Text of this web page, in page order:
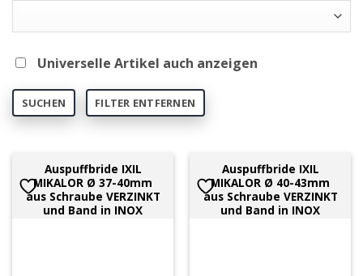
Universelle Artikel auch anzeigen
SUCHEN FILTER ENTFERNEN
Auspuffbride IXIL
MIKALOR Ø 37-40mm
aus Schraube VERZINKT
und Band in INOX
Auspuffbride IXIL
MIKALOR Ø 40-43mm
aus Schraube VERZINKT
und Band in INOX